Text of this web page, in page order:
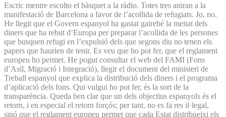
Escric mentre escolto el bàsquet a la ràdio. Totes tres aniran a la
manifestació de Barcelona a favor de l’acollida de refugiats. Jo, no.
He llegit que el Govern espanyol ha gastat gairebé la meitat dels
diners que ha rebut d’Europa per preparar l’acollida de les persones
que busquen refugi en l’expulsió dels que segons diu no tenen els
papers que haurien de tenir. Es veu que ho pot fer, que el reglament
europeu ho permet. He pogut consultar el web del FAMI (Fons
d’Asil, Migració i Integració), llegir el document del ministeri de
Treball espanyol que explica la distribució dels diners i el programa
d’aplicació dels fons. Qui vulgui ho pot fer, és la sort de la
transparència. Queda ben clar que un dels objectius espanyols és el
retorn, i en especial el retorn forçós; per tant, no es fa res il·legal,
sinó que el reglament europeu permet que cada Estat distribueixi els